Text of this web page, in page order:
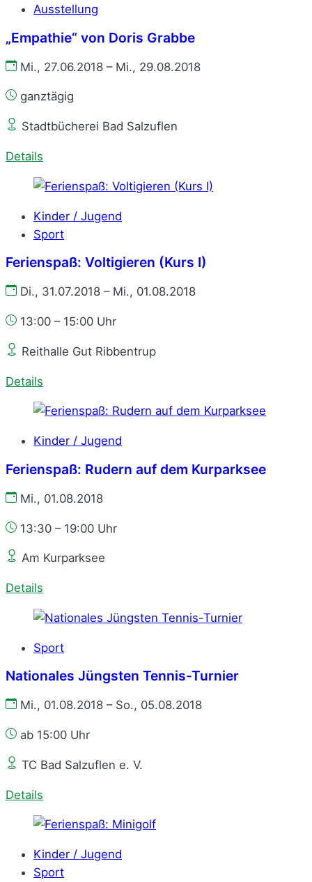
Ausstellung
„Empathie“ von Doris Grabbe
Mi., 27.06.2018 – Mi., 29.08.2018
ganztägig
Stadtbücherei Bad Salzuflen
Details
Kinder / Jugend
Sport
Ferienspaß: Voltigieren (Kurs I)
Di., 31.07.2018 – Mi., 01.08.2018
13:00 – 15:00 Uhr
Reithalle Gut Ribbentrup
Details
Kinder / Jugend
Ferienspaß: Rudern auf dem Kurparksee
Mi., 01.08.2018
13:30 – 19:00 Uhr
Am Kurparksee
Details
Sport
Nationales Jüngsten Tennis-Turnier
Mi., 01.08.2018 – So., 05.08.2018
ab 15:00 Uhr
TC Bad Salzuflen e. V.
Details
Kinder / Jugend
Sport